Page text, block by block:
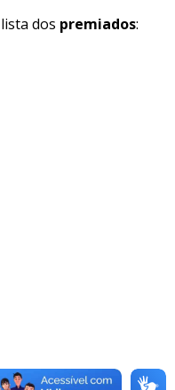
dos premiados: